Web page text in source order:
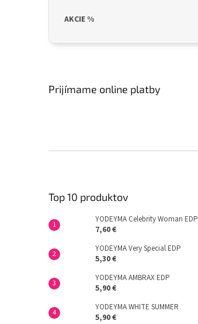
AKCIE %
Prijímame online platby
Top 10 produktov
YODEYMA Celebrity Woman EDP
7,60 €
YODEYMA Very Special EDP
5,30 €
YODEYMA AMBRAX EDP
5,90 €
YODEYMA WHITE SUMMER
5,90 €